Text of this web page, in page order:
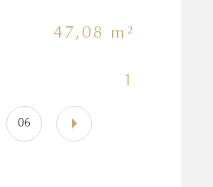
47,08 m²
1
06